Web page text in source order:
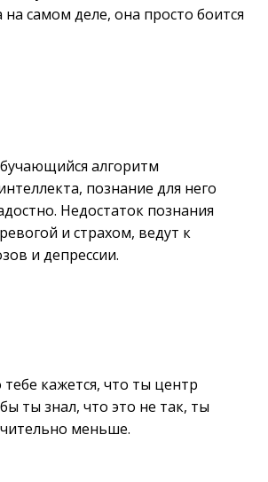
самом деле, она просто боится
алгоритм
познание для него
Недостаток познания
и страхом, ведут к
и депрессии.
кажется, что ты центр
ты знал, что это не так, ты
меньше.